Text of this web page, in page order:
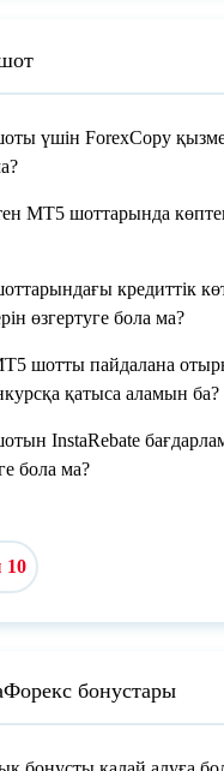
үшін ForexCopy
MT5 шоттарында
кредиттік
өзгертуге бола ма?
шотты пайдалана
қатыса аламын ба?
InstaRebate
бола ма?
10
бонустары